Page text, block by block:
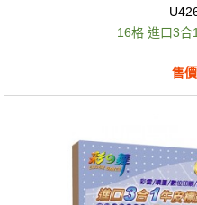
16格 進口3合
售